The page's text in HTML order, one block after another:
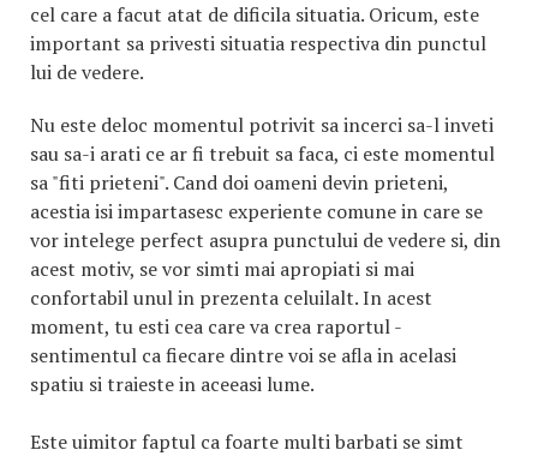
cel care a facut atat de dificila situatia. Oricum, este
important sa privesti situatia respectiva din punctul
lui de vedere.
Nu este deloc momentul potrivit sa incerci sa-l inveti
sau sa-i arati ce ar fi trebuit sa faca, ci este momentul
sa "fiti prieteni". Cand doi oameni devin prieteni,
acestia isi impartasesc experiente comune in care se
vor intelege perfect asupra punctului de vedere si, din
acest motiv, se vor simti mai apropiati si mai
confortabil unul in prezenta celuilalt. In acest
moment, tu esti cea care va crea raportul -
sentimentul ca fiecare dintre voi se afla in acelasi
spatiu si traieste in aceeasi lume.
Este uimitor faptul ca foarte multi barbati se simt